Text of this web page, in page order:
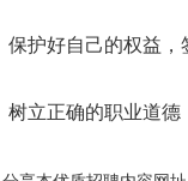
保护好自己的权益，
树立正确的职业道德